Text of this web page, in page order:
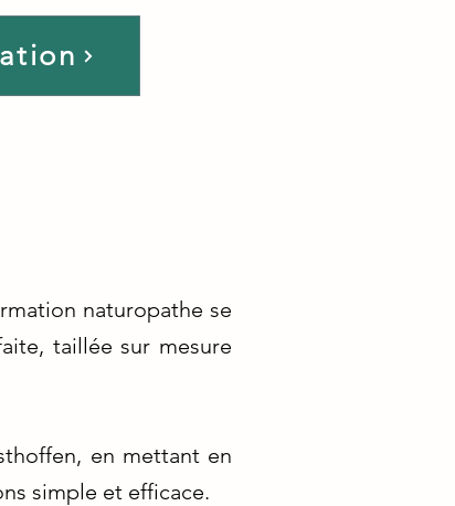
naturopathe se
taillée sur mesure
en mettant en
simple et efficace.